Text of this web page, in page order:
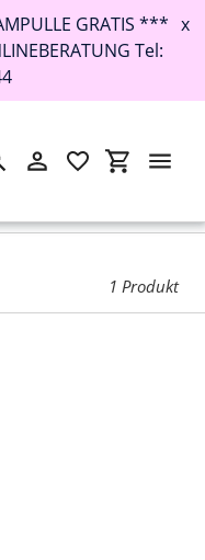
GRATIS ***
Tel:
x
Einloggen
1 Produkt